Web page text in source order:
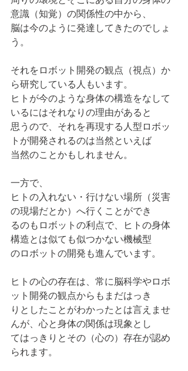
意識（知覚）の関係性の中から、
脳は今のように発達してきたのでしょ
う。
それをロボット開発の観点（視点）か
ら研究している人もいます。
ヒトが今のような身体の構造をなして
いるにはそれなりの理由があると
思うので、それを再現する人型ロボッ
トが開発されるのは当然といえば
当然のことかもしれません。
一方で、
ヒトの入れない・行けない場所（災害
の現場だとか）へ行くことができ
るのもロボットの利点で、ヒトの身体
構造とは似ても似つかない機械型
のロボットの開発も進んでいます。
ヒトの心の存在は、常に脳科学やロボ
ット開発の観点からもまだはっき
りとしたことがわかったとは言えませ
んが、心と身体の関係は現象とし
てはっきりとその（心の）存在が認め
られます。